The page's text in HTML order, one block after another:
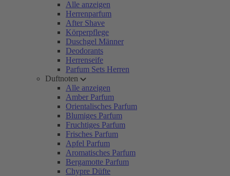
Alle anzeigen
Herrenparfum
After Shave
Körperpflege
Duschgel Männer
Deodorants
Herrenseife
Parfum Sets Herren
Duftnoten
Alle anzeigen
Amber Parfum
Orientalisches Parfum
Blumiges Parfum
Fruchtiges Parfum
Frisches Parfum
Apfel Parfum
Aromatisches Parfum
Bergamotte Parfum
Chypre Düfte